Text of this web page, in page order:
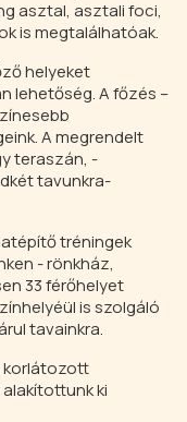
asztal, asztali foci,
is megtalálhatóak.
helyeket
lehetőség. A főzés –
A megrendelt
teraszán, -
tavunkra-
tréningek
- rönkház,
33 férőhelyet
is szolgáló
tavainkra.
korlátozott
ki